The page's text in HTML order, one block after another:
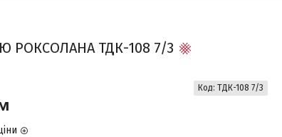
РОКСОЛАНА ТДК-108 7/3
Код: ТДК-108 7/3